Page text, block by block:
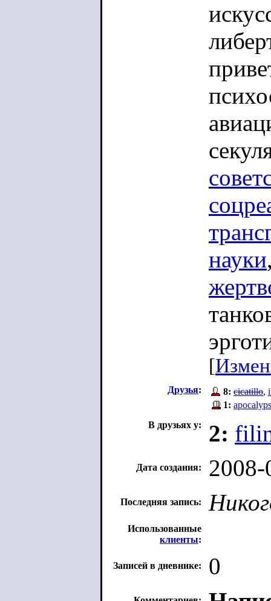
науки
[
Друзья: 8: cicatillo,
1:
В друзьях у:
2:
Дата создания:
Последняя запись:
Использованные
клиенты:
Записей в дневнике: 0